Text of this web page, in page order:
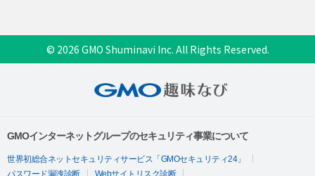
© 2026 GMO Shuminavi Inc. All Rights Reserved.